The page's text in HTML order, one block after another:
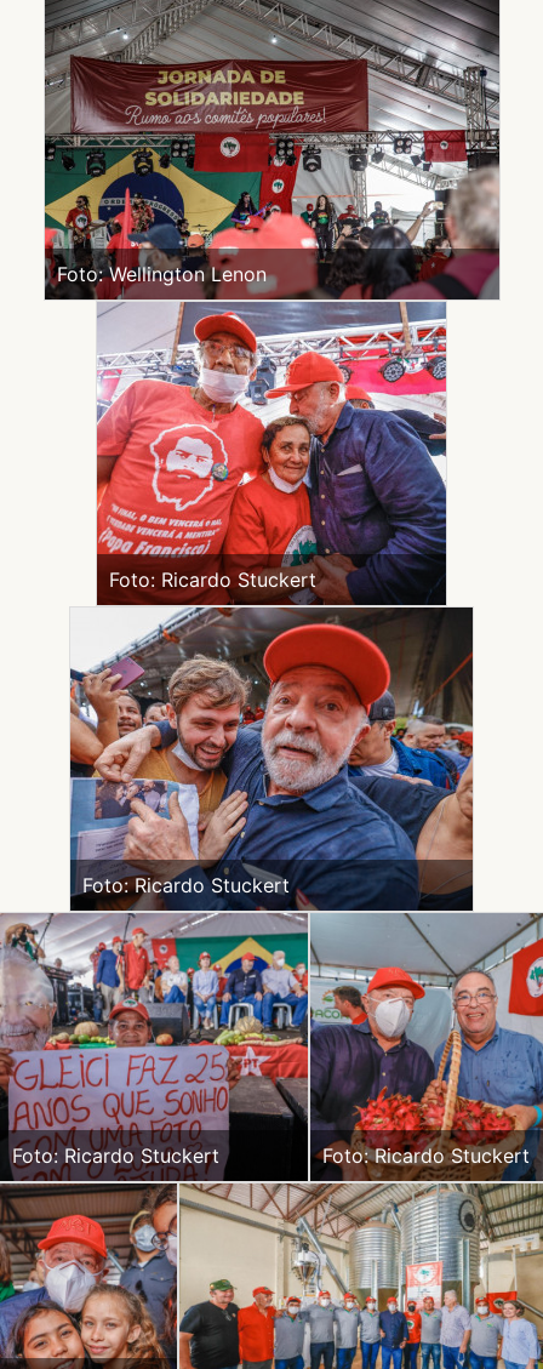
Foto: Wellington Lenon
Foto: Ricardo Stuckert
Foto: Ricardo Stuckert
Foto: Ricardo Stuckert Foto: Ricardo Stuckert